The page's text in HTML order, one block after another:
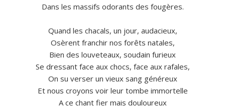
Dans les massifs odorants des fougères.
Quand les chacals, un jour, audacieux,
Osèrent franchir nos forêts natales,
Bien des louveteaux, soudain furieux
Se dressant face aux chocs, face aux rafales,
On su verser un vieux sang généreux
Et nous croyons voir leur tombe immortelle
A ce chant fier mais douloureux